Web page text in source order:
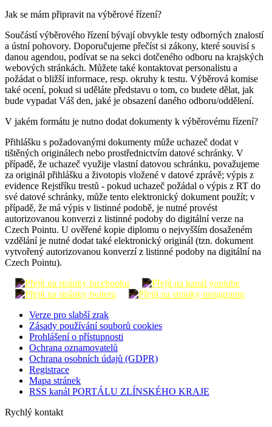
Jak se mám připravit na výběrové řízení?
Součástí výběrového řízení bývají obvykle testy odborných znalostí
a ústní pohovory. Doporučujeme přečíst si zákony, které souvisí s
danou agendou, podívat se na sekci dotčeného odboru na krajských
webových stránkách. Můžete také kontaktovat personalistu a
požádat o bližší informace, resp. okruhy k testu. Výběrová komise
také ocení, pokud si uděláte představu o tom, co budete dělat, jak
bude vypadat Váš den, jaké je obsazení daného odboru/oddělení.
V jakém formátu je nutno dodat dokumenty k výběrovému řízení?
Přihlášku s požadovanými dokumenty může uchazeč dodat v
tištěných originálech nebo prostřednictvím datové schránky. V
případě, že uchazeč využije vlastní datovou schránku, považujeme
za originál přihlášku a životopis vložené v datové zprávě; výpis z
evidence Rejstříku trestů - pokud uchazeč požádal o výpis z RT do
své datové schránky, může tento elektronický dokument použít; v
případě, že má výpis v listinné podobě, je nutné provést
autorizovanou konverzi z listinné podoby do digitální verze na
Czech Pointu. U ověřené kopie diplomu o nejvyšším dosaženém
vzdělání je nutné dodat také elektronický originál (tzn. dokument
vytvořený autorizovanou konverzí z listinné podoby na digitální na
Czech Pointu).
Verze pro slabší zrak
Zásady používání souborů cookies
Prohlášení o přístupnosti
Ochrana oznamovatelů
Ochrana osobních údajů (GDPR)
Registrace
Mapa stránek
RSS kanál PORTÁLU ZLÍNSKÉHO KRAJE
Rychlý kontakt